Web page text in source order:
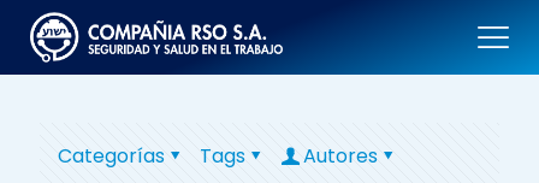
Categorías Tags Autores